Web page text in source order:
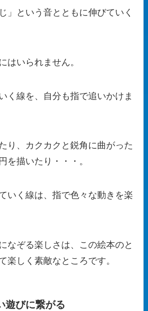
」という音とともに伸びていく
はいられません。
く線を、自分も指で追いかけま
り、カクカクと鋭角に曲がった
を描いたり・・・。
いく線は、指で色々な動きを楽
なぞる楽しさは、この絵本のと
楽しく素敵なところです。
遊びに繋がる